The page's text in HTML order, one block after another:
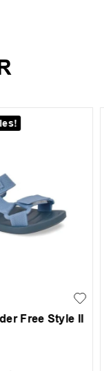
Free Style II